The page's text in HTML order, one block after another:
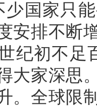
少国家只
安排不断
纪初不足
大家深思
。全球限